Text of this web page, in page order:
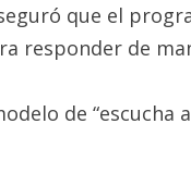
que el
responder de
de